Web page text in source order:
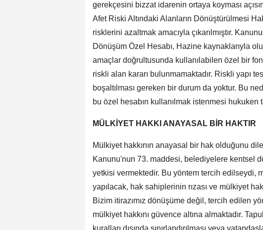
gerekçesini bizzat idarenin ortaya koyması
Afet Riski Altındaki Alanların Dönüştürülmesi
risklerini azaltmak amacıyla çıkarılmıştır.
Dönüşüm Özel Hesabı, Hazine kaynaklarıyla
amaçlar doğrultusunda kullanılabilen özel bir
riskli alan kararı bulunmamaktadır. Riskli yapı
boşaltılması gereken bir durum da yoktur. Bu
bu özel hesabın kullanılmak istenmesi hukuken
MÜLKİYET HAKKI ANAYASAL BİR HAKTIR
Mülkiyet hakkının anayasal bir hak olduğunu
Kanunu'nun 73. maddesi, belediyelere kentsel
yetkisi vermektedir. Bu yöntem tercih edilseydi,
yapılacak, hak sahiplerinin rızası ve mülkiyet
Bizim itirazımız dönüşüme değil, tercih edilen
mülkiyet hakkını güvence altına almaktadır.